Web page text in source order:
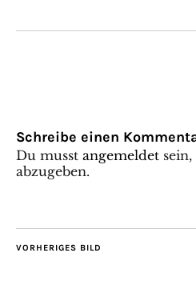
Schreibe einen
Du musst angemeldet
abzugeben.
VORHERIGES BILD